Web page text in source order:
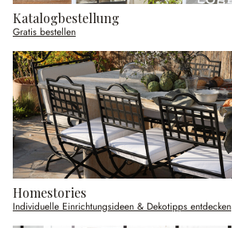
Katalogbestellung
Gratis bestellen
Homestories
Individuelle Einrichtungsideen & Dekotipps entdecken